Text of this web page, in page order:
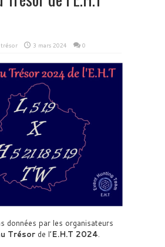
trésor 3 mars 2024 0
données par les organisateurs
Trésor de l’E.H.T 2024.